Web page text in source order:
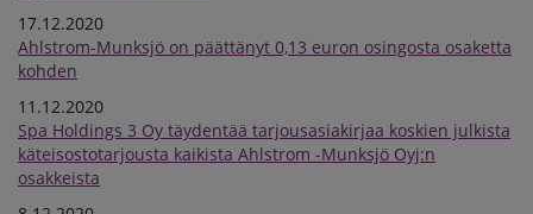
17.12.2020
Ahlstrom-Munksjö on päättänyt 0,13 euron osingosta osaketta
kohden
11.12.2020
Spa Holdings 3 Oy täydentää tarjousasiakirjaa koskien julkista
käteisostotarjousta kaikista Ahlstrom -Munksjö Oyj:n
osakkeista